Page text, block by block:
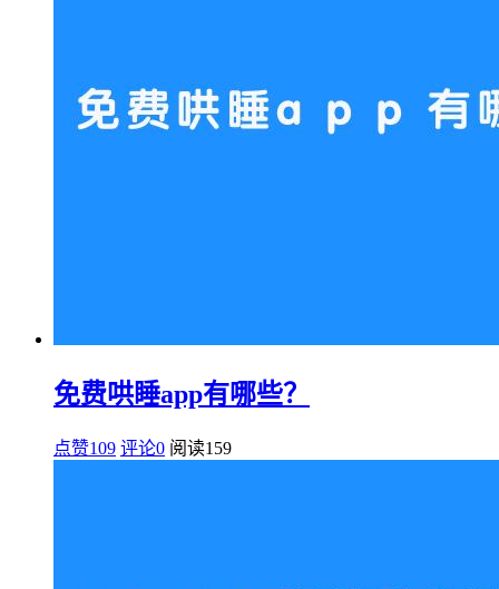
免费哄睡app有哪些？
点赞109 评论0 阅读159